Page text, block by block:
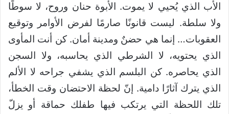
الأب الذي يُحيي لا يموت. الأبوة حنان وروح، لا سوطًا
ولا سلطة. ليست قانونًا صارمًا لفرض الأوامر وتوقيع
العقوبات… إنما هي حضنٌ ومدينة أمان. كن أنت المأوى
الذي يحتويه، لا الشرطي الذي يحاسبه، ولا السجن
الذي يحاصره. كن البلسم الذي يشفي جراحه لا الألم
الذي يترك آثارًا دامية. إنّ لحظة الاحتضان وقت الخطأ،
تلك اللحظة التي يرتكب فيها طفلك حماقة أو يزلّ